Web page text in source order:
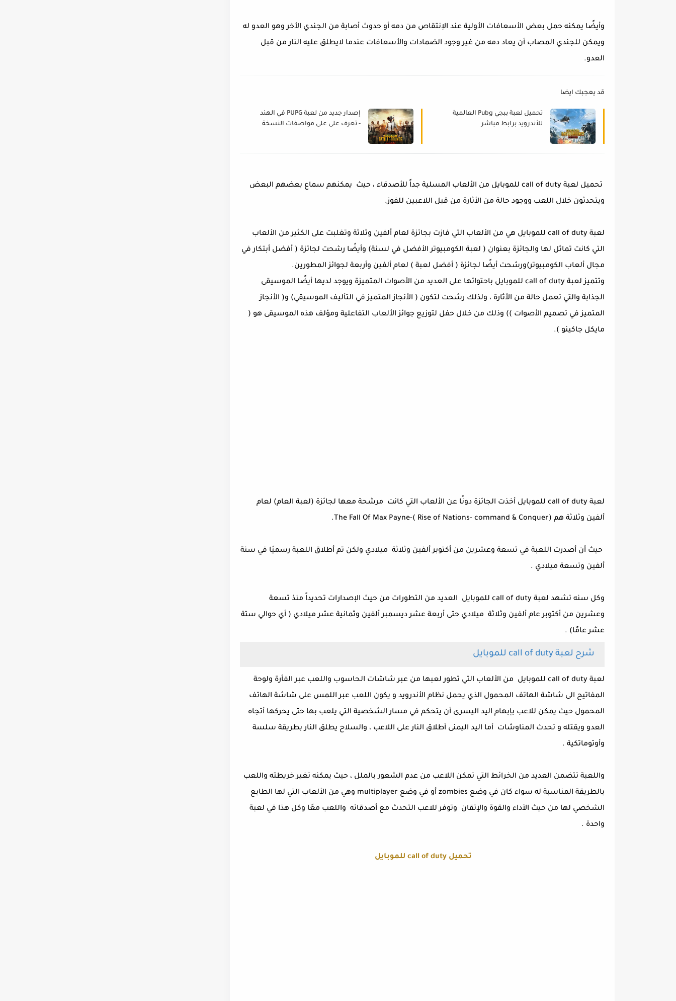
وأيضًا يمكنه حمل بعض الأسعافات الأولية عند الإنتقاص من دمه أو حدوث أصابة من الجندي الأخر وهو العدو له
ويمكن للجندي المصاب أن يعاد دمه من غير وجود الضمادات والأسعافات عندما لايطلق عليه النار من قبل
العدو.
قد يعجبك ايضا
تحميل لعبة ببجي Pubg العالمية
للأندرويد برابط مباشر
إصدار جديد من لعبة PUPG في الهند
- تعرف على على مواصفات النسخة
تحميل لعبة call of duty للموبايل من الألعاب المسلية جداً للأصدقاء ، حيث يمكنهم سماع بعضهم البعض
ويتحدثون خلال اللعب ووجود حالة من الأثارة من قبل اللاعبين للفوز.
لعبة call of duty للموبايل هي من الألعاب التي فازت بجائزة لعام ألفين وثلاثة وتغلبت على الكثير من الألعاب
التي كانت تماثل لها والجائزة بعنوان ( لعبة الكومبيوتر الأفضل في لسنة) وأيضًا رشحت لجائزة ( أفضل أبتكار في
مجال ألعاب الكومبيوتر)ورشحت أيضًا لجائزة ( أفضل لعبة ) لعام ألفين وأربعة لجوائز المطورين.
وتتميز لعبة call of duty للموبايل باحتوائها على العديد من الأصوات المتميزة ويوجد لديها أيضًا الموسيقى
الجذابة والتي تعمل حالة من الأثارة ، ولذلك رشحت لتكون ( الأنجاز المتميز في التأليف الموسيقي) و( الأنجاز
المتميز في تصميم الأصوات )) وذلك من خلال حفل لتوزيع جوائز الألعاب التفاعلية ومؤلف هذه الموسيقى هو (
مايكل جاكينو ).
لعبة call of duty للموبايل أخذت الجائزة دونًا عن الألعاب التي كانت مرشحة معها لجائزة (لعبة العام) لعام
ألفين وثلاثة هم (The Fall Of Max Payne-( Rise of Nations- command & Conquer.
حيث أن أصدرت اللعبة في تسعة وعشرين من أكتوبر ألفين وثلاثة ميلادي ولكن تم أطلاق اللعبة رسميًا في سنة
ألفين وتسعة ميلادي .
وكل سنه تشهد لعبة call of duty للموبايل العديد من التطورات من حيث الإصدارات تحديداً منذ تسعة
وعشرين من أكتوبر عام ألفين وثلاثة ميلادي حتى أربعة عشر ديسمبر ألفين وثمانية عشر ميلادي ( أي حوالي ستة
عشر عامًا) .
شرح لعبة call of duty للموبايل
لعبة call of duty للموبايل من الألعاب التي تطور لعبها من عبر شاشات الحاسوب واللعب عبر الفأرة ولوحة
المفاتيح الى شاشة الهاتف المحمول الذي يحمل نظام الأندرويد و يكون اللعب عبر اللمس على شاشة الهاتف
المحمول حيث يمكن للاعب بإبهام اليد اليسرى أن يتحكم في مسار الشخصية التي يلعب بها حتى يحركها أتجاه
العدو ويقتله و تحدث المناوشات أما اليد اليمنى أطلاق النار على اللاعب ، والسلاح يطلق النار بطريقة سلسة
وأوتوماتكية .
واللعبة تتضمن العديد من الخرائط التي تمكن اللاعب من عدم الشعور بالملل ، حيث يمكنه تغير خريطته واللعب
بالطريقة المناسبة له سواء كان في وضع zombies أو في وضع multiplayer وهي من الألعاب التي لها الطابع
الشخصي لها من حيث الأداء والقوة والإتقان وتوفر للاعب التحدث مع أصدقائه واللعب معًا وكل هذا في لعبة
واحدة .
تحميل call of duty للموبايل